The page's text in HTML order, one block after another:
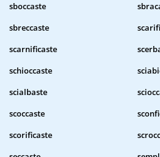
sboccaste
sbreccaste
scarnificaste
schioccaste
scialbaste
scoccaste
scorificaste